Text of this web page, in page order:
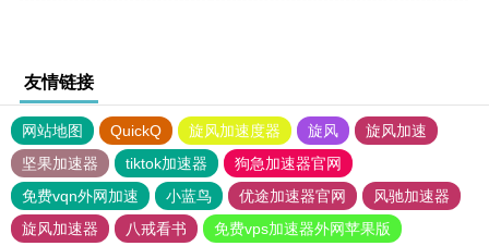
友情链接
网站地图 QuickQ 旋风加速度器 旋风
旋风加速
坚果加速器
tiktok加速器
狗急加速器官网
免费vqn外网加速
小蓝鸟 优途加速器官网
风驰加速器
旋风加速器
八戒看书
免费vps加速器外网苹果版